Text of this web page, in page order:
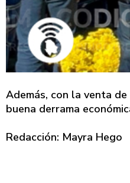
Además, con la venta
buena derrama
Redacción: Mayra Hego